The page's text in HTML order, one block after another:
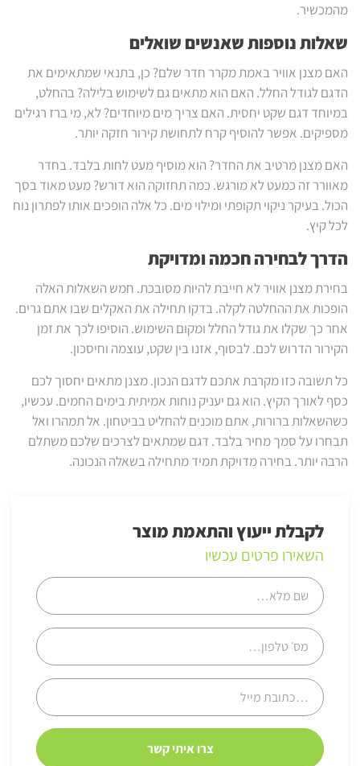
מהמכשיר.
שאלות נוספות שאנשים שואלים
האם מצנן אוויר באמת מקרר חדר שלם? כן, בתנאי שמתאימים את
הדגם לגודל החלל. האם הוא מתאים גם לשימוש בלילה? בהחלט,
במיוחד דגם שקט יחסית. האם צריך מים מיוחדים? לא, מי ברז רגילים
מספיקים. אפשר להוסיף קרח לתחושת קירור חזקה יותר.
האם מצנן מרטיב את החדר? הוא מוסיף מעט לחות בלבד. בחדר
מאוורר זה כמעט לא מורגש. כמה תחזוקה הוא דורש? מעט מאוד בסך
הכול. בעיקר ניקוי תקופתי ומילוי מים. כל אלה הופכים אותו לפתרון נוח
לכל קיץ.
הדרך לבחירה חכמה ומדויקת
בחירת מצנן אוויר לא חייבת להיות מסובכת. חמש השאלות האלה
הופכות את ההחלטה לקלה. בדקו תחילה את האקלים שבו אתם גרים.
אחר כך שקלו את גודל החלל ומקום השימוש. הוסיפו לכך את זמן
הקירור הדרוש לכם. לבסוף, אזנו בין שקט, עוצמה וחיסכון.
כל תשובה כזו מקרבת אתכם לדגם הנכון. מצנן מתאים יחסוך לכם
כסף לאורך הקיץ. הוא גם יעניק נוחות אמיתית בימים החמים. עכשיו,
כשהשאלות ברורות, אתם מוכנים להחליט בביטחון. אל תמהרו ואל
תבחרו על סמך מחיר בלבד. דגם שמתאים לצרכים שלכם משתלם
הרבה יותר. בחירה מדויקת תמיד מתחילה בשאלה הנכונה.
לקבלת ייעוץ והתאמת מוצר
השאירו פרטים עכשיו